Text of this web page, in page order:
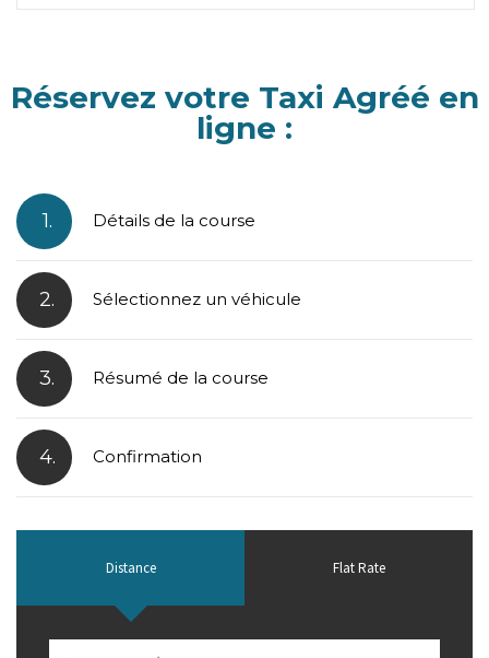
Réservez votre Taxi Agréé en
ligne :
1. Détails de la course
2. Sélectionnez un véhicule
3. Résumé de la course
4. Confirmation
Distance Flat Rate